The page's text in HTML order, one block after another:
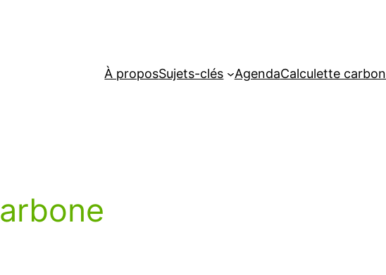
À proposSujets-clés AgendaCalculette